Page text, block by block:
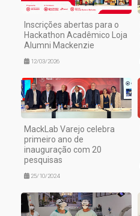
Inscrições abertas para o
Hackathon Acadêmico Loja
Alumni Mackenzie
12/03/2026
MackLab Varejo celebra
primeiro ano de
inauguração com 20
pesquisas
25/10/2024